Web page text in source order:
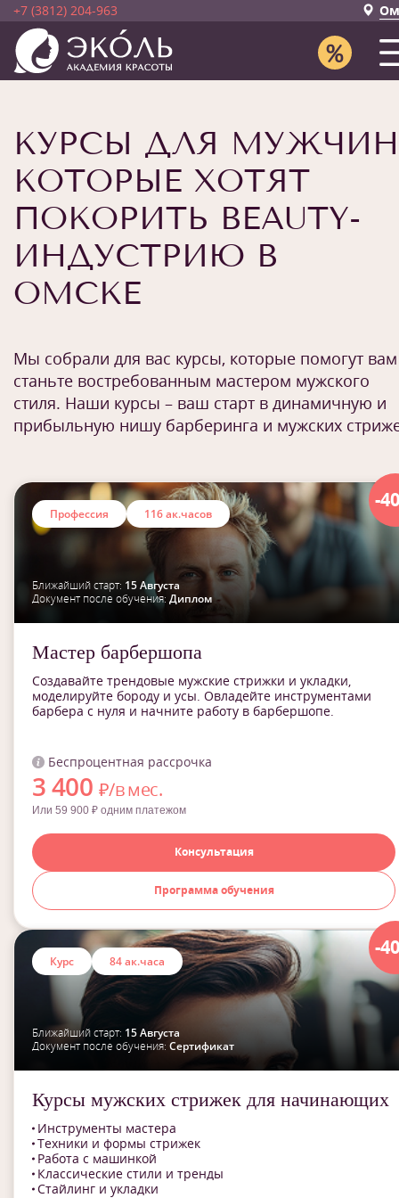
+7 (3812) 204-963
КУРСЫ ДЛЯ
КОТОРЫЕ ХОТЯТ
ПОКОРИТЬ BEAUTY-
ИНДУСТРИЮ В
ОМСКЕ
Мы собрали для вас курсы, которые помогут вам
станьте востребованным мастером мужского
стиля. Наши курсы – ваш старт в динамичную и
прибыльную нишу барберинга и мужских
-
Профессия 116 ак.часов
Ближайший старт: 15 Августа
Документ после обучения: Диплом
Мастер барбершопа
Создавайте трендовые мужские стрижки и укладки,
моделируйте бороду и усы. Овладейте инструментами
барбера с нуля и начните работу в барбершопе.
Беспроцентная рассрочка
3 400 ₽/в мес.
Или 59 900 ₽ одним платежом
Консультация
Программа обучения
-
Курс 84 ак.часа
Ближайший старт: 15 Августа
Документ после обучения: Сертификат
Курсы мужских стрижек для начинающих
Инструменты мастера
Техники и формы стрижек
Работа с машинкой
Классические стили и тренды
Стайлинг и укладки